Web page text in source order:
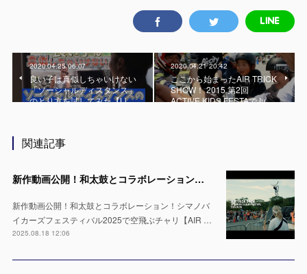
2020.04.25 06:07
良い子は真似しちゃいけない
「ソーシャルディスタンス」
のとり方を試してみた【Li…
2020.04.21 20:42
ここから始まったAIR TRICK
SHOW！ 2015 第2回
ACTIVE KIDS FESTAでJu…
関連記事
新作動画公開！和太鼓とコラボレーション！シマノバイカーズフェスティバル2025で空飛ぶチャリ【AIR TRICK SHOW】
新作動画公開！和太鼓とコラボレーション！シマノバ
イカーズフェスティバル2025で空飛ぶチャリ【AIR …
2025.08.18 12:06